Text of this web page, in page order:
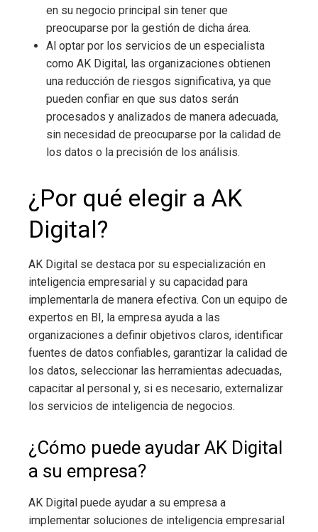
en su negocio principal sin tener que
preocuparse por la gestión de dicha área.
Al optar por los servicios de un especialista
como AK Digital, las organizaciones obtienen
una reducción de riesgos significativa, ya que
pueden confiar en que sus datos serán
procesados y analizados de manera adecuada,
sin necesidad de preocuparse por la calidad de
los datos o la precisión de los análisis.
¿Por qué elegir a AK
Digital?
AK Digital se destaca por su especialización en
inteligencia empresarial y su capacidad para
implementarla de manera efectiva. Con un equipo de
expertos en BI, la empresa ayuda a las
organizaciones a definir objetivos claros, identificar
fuentes de datos confiables, garantizar la calidad de
los datos, seleccionar las herramientas adecuadas,
capacitar al personal y, si es necesario, externalizar
los servicios de inteligencia de negocios.
¿Cómo puede ayudar AK Digital
a su empresa?
AK Digital puede ayudar a su empresa a
implementar soluciones de inteligencia empresarial